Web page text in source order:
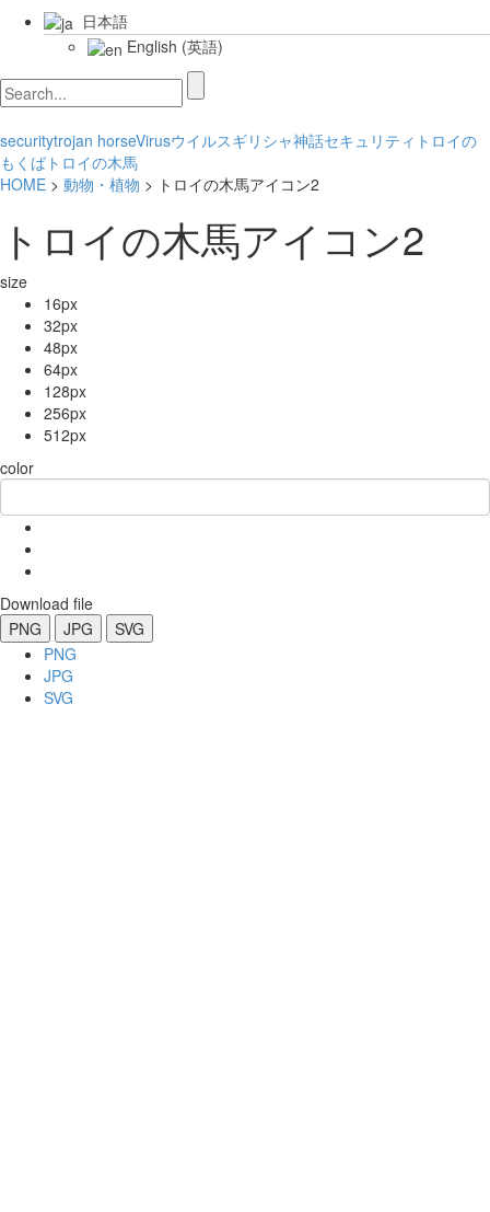
日本語
English (英語)
securitytrojan horseVirusウイルスギリシャ神話セキュリティ トロイの
もくば トロイの木馬
HOME > 動物・植物 > トロイの木馬アイコン2
トロイの木馬アイコン2
size
16px
32px
48px
64px
128px
256px
512px
color
Download file
PNG
JPG
SVG
PNG
JPG
SVG